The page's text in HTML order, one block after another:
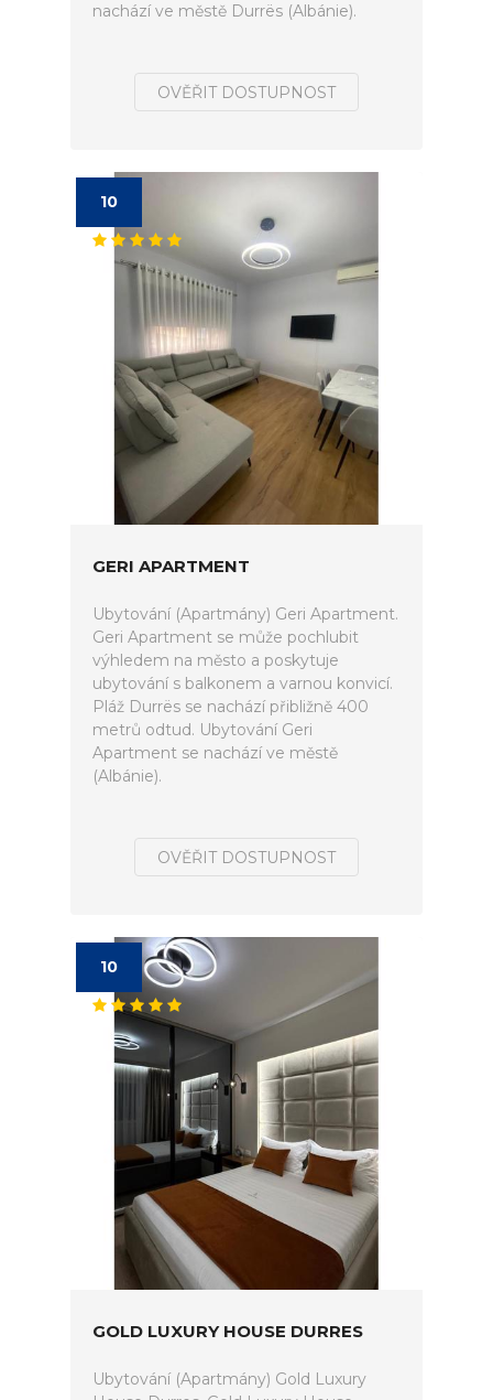
nachází ve městě Durrës (Albánie).
OVĚŘIT DOSTUPNOST
10
GERI APARTMENT
Ubytování (Apartmány) Geri Apartment.
Geri Apartment se může pochlubit
výhledem na město a poskytuje
ubytování s balkonem a varnou konvicí.
Pláž Durrës se nachází přibližně 400
metrů odtud. Ubytování Geri
Apartment se nachází ve městě
(Albánie).
OVĚŘIT DOSTUPNOST
10
GOLD LUXURY HOUSE DURRES
Ubytování (Apartmány) Gold Luxury